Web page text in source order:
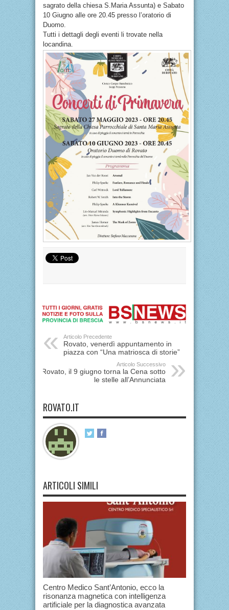
sagrato della chiesa S.Maria Assunta) e Sabato
10 Giugno alle ore 20.45 presso l’oratorio di
Duomo.
Tutti i dettagli degli eventi li trovate nella
locandina.
Articolo Precedente
Rovato, venerdì appuntamento in
piazza con “Una matriosca di storie”
Articolo Successivo
Rovato, il 9 giugno torna la Cena sotto
le stelle all’Annunciata
ROVATO.IT
ARTICOLI SIMILI
Centro Medico Sant’Antonio, ecco la
risonanza magnetica con intelligenza
artificiale per la diagnostica avanzata